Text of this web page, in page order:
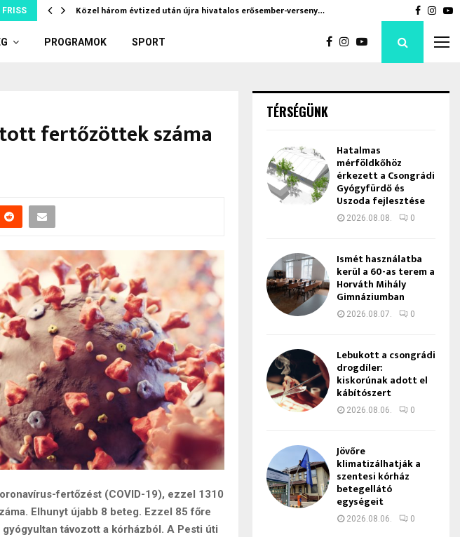
FRISS Közel három évtized után újra hivatalos erősember-verseny…
PROGRAMOK SPORT
fertőzöttek száma
fertőzést (COVID-19), ezzel 1310
Elhunyt újabb 8 beteg. Ezzel 85 főre
távozott a kórházból. A Pesti úti
TÉRSÉGÜNK
Hatalmas
mérföldkőhöz
érkezett a Csongrádi
Gyógyfürdő és
Uszoda fejlesztése
2026.08.08. 0
Ismét használatba
kerül a 60-as terem a
Horváth Mihály
Gimnáziumban
2026.08.07. 0
Lebukott a csongrádi
drogdíler:
kiskorúnak adott el
kábítószert
2026.08.06. 0
Jövőre
klimatizálhatják a
szentesi kórház
betegellátó
egységeit
2026.08.06. 0